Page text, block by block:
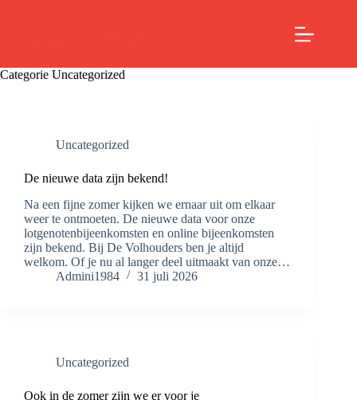
Categorie Uncategorized
Uncategorized
De nieuwe data zijn bekend!
Na een fijne zomer kijken we ernaar uit om elkaar
weer te ontmoeten. De nieuwe data voor onze
lotgenotenbijeenkomsten en online bijeenkomsten
zijn bekend. Bij De Volhouders ben je altijd
welkom. Of je nu al langer deel uitmaakt van onze…
Admini1984
31 juli 2026
Uncategorized
Ook in de zomer zijn we er voor je